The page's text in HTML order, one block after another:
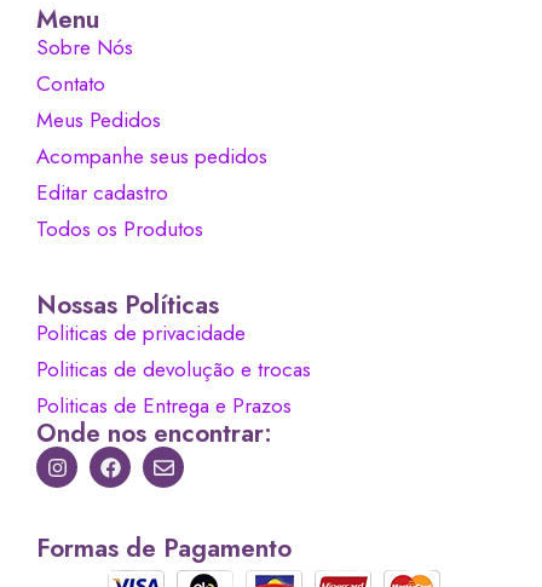
Menu
Sobre Nós
Contato
Meus Pedidos
Acompanhe seus pedidos
Editar cadastro
Todos os Produtos
Nossas Políticas
Politicas de privacidade
Politicas de devolução e trocas
Politicas de Entrega e Prazos
Onde nos encontrar:
Formas de Pagamento